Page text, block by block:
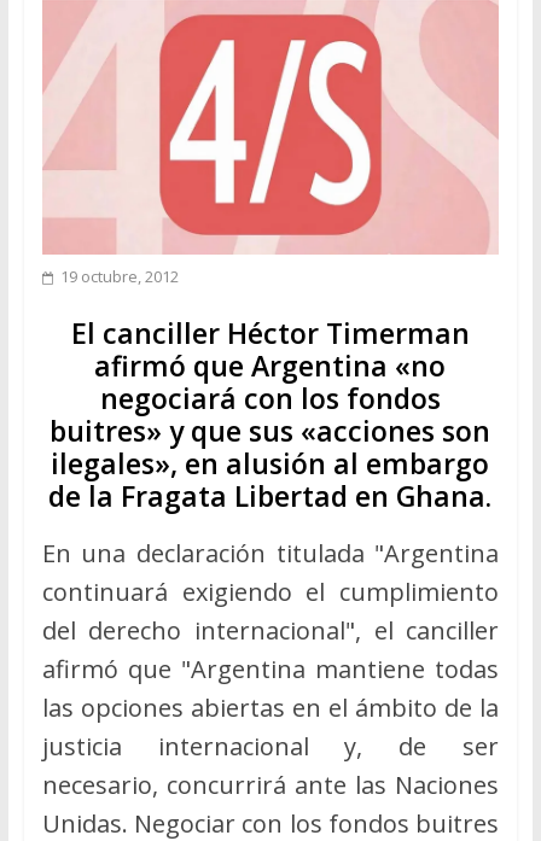
19 octubre, 2012
El canciller Héctor Timerman
afirmó que Argentina «no
negociará con los fondos
buitres» y que sus «acciones son
ilegales», en alusión al embargo
de la Fragata Libertad en Ghana.
En una declaración titulada "Argentina
continuará exigiendo el cumplimiento
del derecho internacional", el canciller
afirmó que "Argentina mantiene todas
las opciones abiertas en el ámbito de la
justicia internacional y, de ser
necesario, concurrirá ante las Naciones
Unidas. Negociar con los fondos buitres